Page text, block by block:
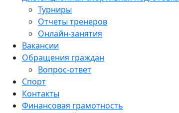
Турниры
Отчеты тренеров
Онлайн-занятия
Вакансии
Обращения граждан
Вопрос-ответ
Спорт
Контакты
Финансовая грамотность